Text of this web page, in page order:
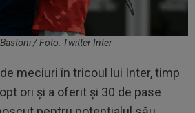
/ Foto: Twitter Inter
meciuri în tricoul lui Inter, timp
ori și a oferit și 30 de pase